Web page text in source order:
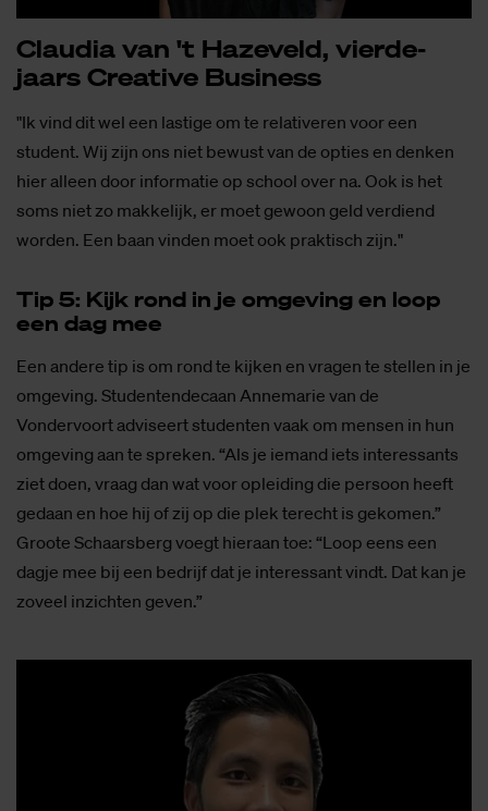
Clau­dia van 't Ha­ze­veld, vier­de­
jaars Cre­a­ti­ve Bu­si­ness
"Ik vind dit wel een lastige om te relativeren voor een
student. Wij zijn ons niet bewust van de opties en denken
hier alleen door informatie op school over na. Ook is het
soms niet zo makkelijk, er moet gewoon geld verdiend
worden. Een baan vinden moet ook praktisch zijn."
Tip 5: Kijk rond in je om­ge­ving en loop
een dag mee
Een andere tip is om rond te kijken en vragen te stellen in je
omgeving. Studentendecaan Annemarie van de
Vondervoort adviseert studenten vaak om mensen in hun
omgeving aan te spreken. “Als je iemand iets interessants
ziet doen, vraag dan wat voor opleiding die persoon heeft
gedaan en hoe hij of zij op die plek terecht is gekomen.”
Groote Schaarsberg voegt hieraan toe: “Loop eens een
dagje mee bij een bedrijf dat je interessant vindt. Dat kan je
zoveel inzichten geven.”